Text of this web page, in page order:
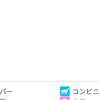
ー コンビニ